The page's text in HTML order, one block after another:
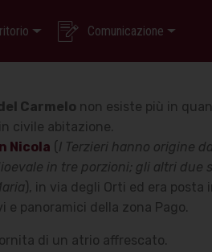
Carmelo non esiste più in
civile abitazione.
Nicola ( I Terzieri hanno origine
in tre porzioni; gli altri due
), in via degli Orti ed era posta
panoramici della zona Pago.
di un atrio affrescato.
Comunicazione